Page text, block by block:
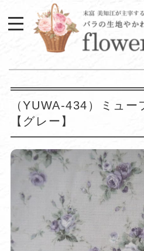
（YUWA-434）ミュ
【グレー】